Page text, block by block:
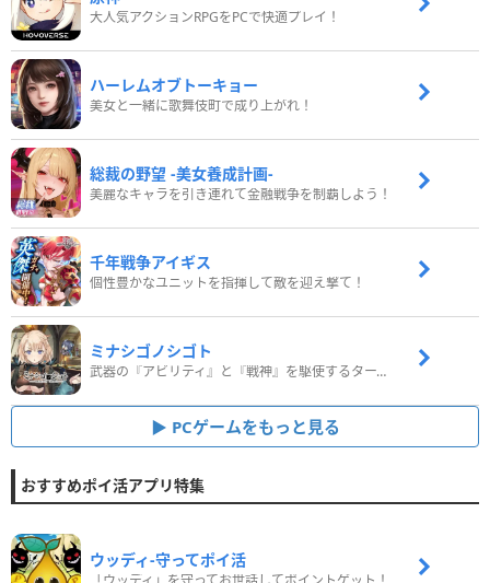
大人気アクションRPGをPCで快適プレイ！
ハーレムオブトーキョー
美女と一緒に歌舞伎町で成り上がれ！
総裁の野望 -美女養成計画-
美麗なキャラを引き連れて金融戦争を制覇しよう！
千年戦争アイギス
個性豊かなユニットを指揮して敵を迎え撃て！
ミナシゴノシゴト
武器の『アビリティ』と『戦神』を駆使するターン制コマンドバトルRPG！
PCゲームをもっと見る
おすすめポイ活アプリ特集
ウッディ‐守ってポイ活